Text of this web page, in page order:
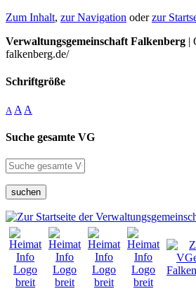
Zum Inhalt, zur Navigation oderzur
Verwaltungsgemeinschaft Falkenberg |
falkenberg.de/
Schriftgröße
A A A
Suche gesamte VG
suchen